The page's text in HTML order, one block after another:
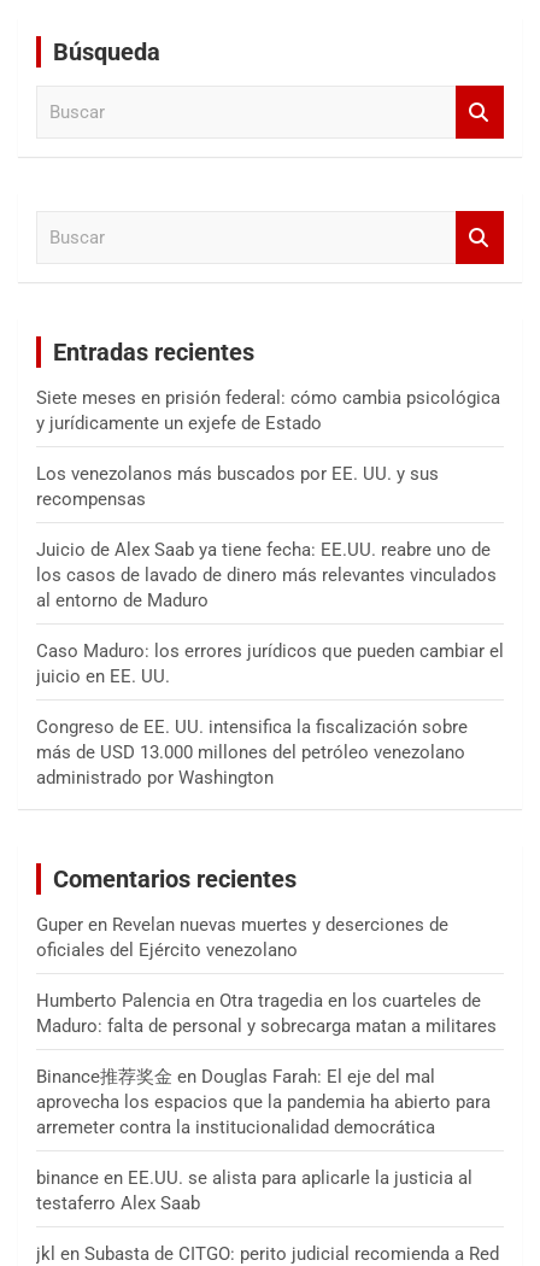
Búsqueda
Entradas recientes
Siete meses en prisión federal: cómo cambia psicológica
y jurídicamente un exjefe de Estado
Los venezolanos más buscados por EE. UU. y sus
recompensas
Juicio de Alex Saab ya tiene fecha: EE.UU. reabre uno de
los casos de lavado de dinero más relevantes vinculados
al entorno de Maduro
Caso Maduro: los errores jurídicos que pueden cambiar el
juicio en EE. UU.
Congreso de EE. UU. intensifica la fiscalización sobre
más de USD 13.000 millones del petróleo venezolano
administrado por Washington
Comentarios recientes
Guper en Revelan nuevas muertes y deserciones de
oficiales del Ejército venezolano
Humberto Palencia en Otra tragedia en los cuarteles de
Maduro: falta de personal y sobrecarga matan a militares
Binance推荐奖金 en Douglas Farah: El eje del mal
aprovecha los espacios que la pandemia ha abierto para
arremeter contra la institucionalidad democrática
binance en EE.UU. se alista para aplicarle la justicia al
testaferro Alex Saab
jkl en Subasta de CITGO: perito judicial recomienda a Red